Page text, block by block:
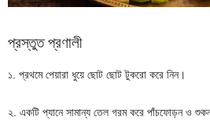
প্রস্তুত প্রণালী
১. প্রথমে পেয়ারা ধুয়ে ছোট ছোট টুকরো করে নিন।
২. একটি প্যানে সামান্য তেল গরম করে পাঁচফোড়ন ও